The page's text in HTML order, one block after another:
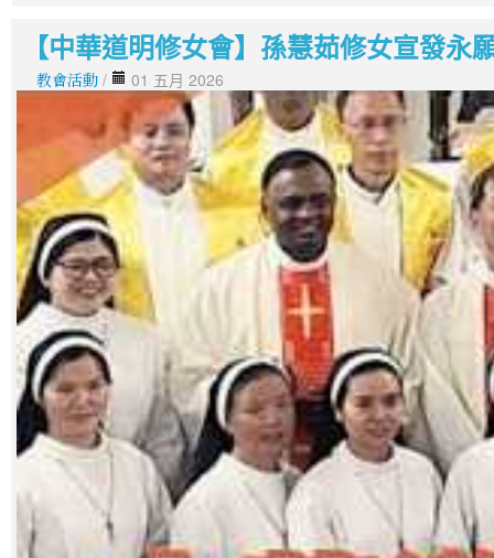
【中華道明修女會】孫慧茹修女宣發永
教會活動 / 01 五月 2026